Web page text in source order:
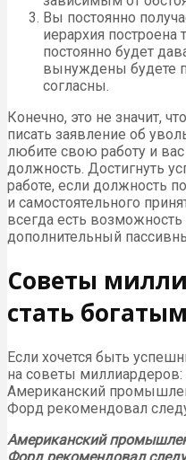
Вы постоянно
иерархия построена
постоянно будет
вынуждены будете
согласны.
Конечно, это не значит,
писать заявление об
любите свою работу и
должность. Достигнуть
работе, если должность
и самостоятельного
всегда есть возможность
дополнительный
Советы
стать богатым
Если хочется быть
на советы миллиардеров:
Американский
Форд рекомендовал
Американский